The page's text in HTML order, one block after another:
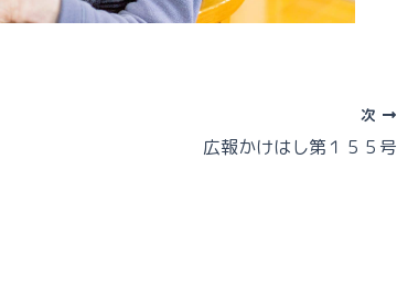
次
広報かけはし第１５５号